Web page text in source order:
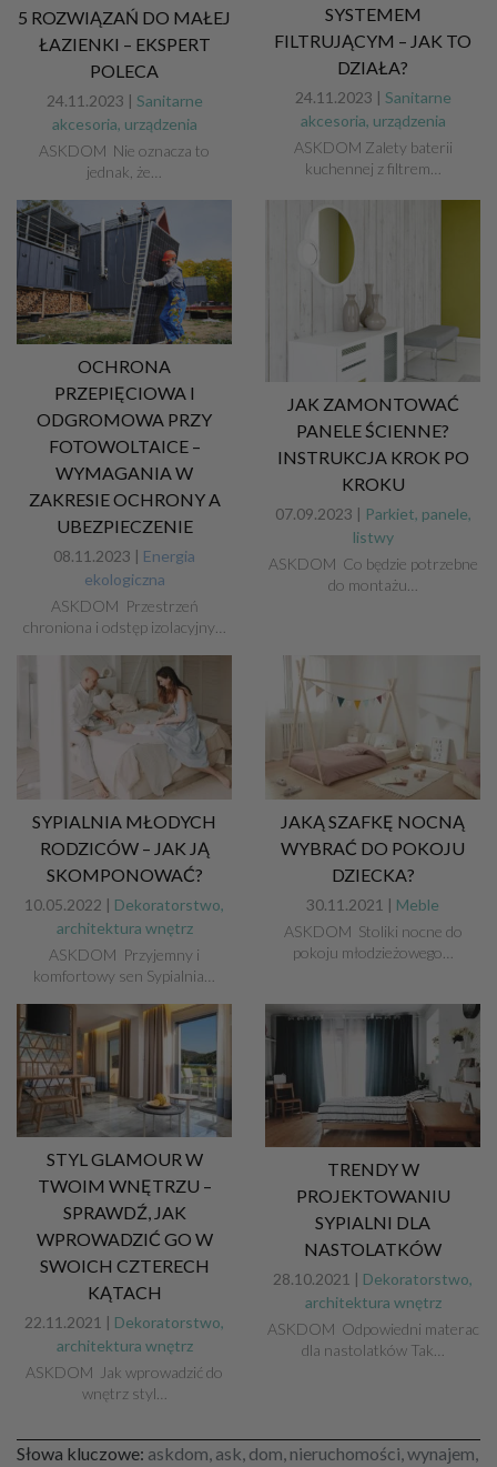
5 ROZWIĄZAŃ DO MAŁEJ
ŁAZIENKI – EKSPERT
POLECA
24.11.2023 | Sanitarne
akcesoria, urządzenia
ASKDOM Nie oznacza to
jednak, że…
SYSTEMEM
FILTRUJĄCYM – JAK TO
DZIAŁA?
24.11.2023 | Sanitarne
akcesoria, urządzenia
ASKDOM Zalety baterii
kuchennej z filtrem…
OCHRONA
PRZEPIĘCIOWA I
ODGROMOWA PRZY
FOTOWOLTAICE –
WYMAGANIA W
ZAKRESIE OCHRONY A
UBEZPIECZENIE
08.11.2023 | Energia
ekologiczna
ASKDOM Przestrzeń
chroniona i odstęp izolacyjny…
JAK ZAMONTOWAĆ
PANELE ŚCIENNE?
INSTRUKCJA KROK PO
KROKU
07.09.2023 | Parkiet, panele,
listwy
ASKDOM Co będzie potrzebne
do montażu…
SYPIALNIA MŁODYCH
RODZICÓW – JAK JĄ
SKOMPONOWAĆ?
10.05.2022 | Dekoratorstwo,
architektura wnętrz
ASKDOM Przyjemny i
komfortowy sen Sypialnia…
JAKĄ SZAFKĘ NOCNĄ
WYBRAĆ DO POKOJU
DZIECKA?
30.11.2021 | Meble
ASKDOM Stoliki nocne do
pokoju młodzieżowego…
STYL GLAMOUR W
TWOIM WNĘTRZU –
SPRAWDŹ, JAK
WPROWADZIĆ GO W
SWOICH CZTERECH
KĄTACH
22.11.2021 | Dekoratorstwo,
architektura wnętrz
ASKDOM Jak wprowadzić do
wnętrz styl…
TRENDY W
PROJEKTOWANIU
SYPIALNI DLA
NASTOLATKÓW
28.10.2021 | Dekoratorstwo,
architektura wnętrz
ASKDOM Odpowiedni materac
dla nastolatków Tak…
Słowa kluczowe: askdom, ask, dom, nieruchomości, wynajem,